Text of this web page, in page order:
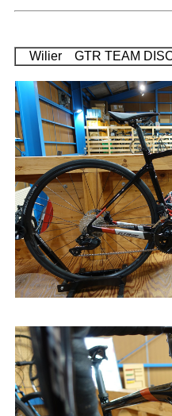
Wilier GTR TEAM